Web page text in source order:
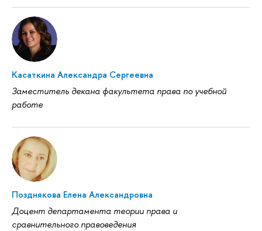
Касаткина Александра Сергеевна
Заместитель декана факультета права по учебной
работе
Позднякова Елена Александровна
Доцент департамента теории права и
сравнительного правоведения